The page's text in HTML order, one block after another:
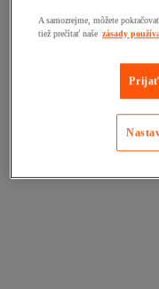
A samozrejme, môžete
tiež prečítať naše zásady
Prijať